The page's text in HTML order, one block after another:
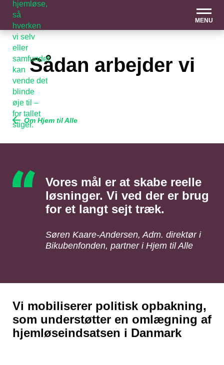
MENU
Sådan arbejder vi
Om Hjem til Alle
Vores mål er at skabe reelle
løsninger. Vi ved der er brug
for et langt sejt træk.
Søren Kaare-Andersen, Adm. direktør i
Bikubenfonden, partner i Hjem til Alle
Vi mobiliserer politisk opbakning,
som understøtter en omlægning af
hjemløseindsatsen i Danmark